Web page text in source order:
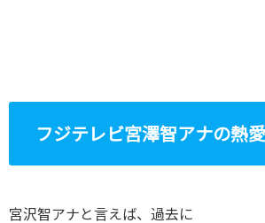
フジテレビ宮澤智アナの熱
宮沢智アナと言えば、過去に